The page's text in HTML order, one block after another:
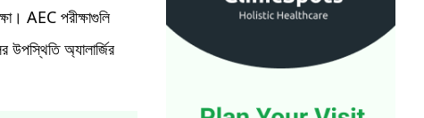
AEC পরীক্ষাগুলি
অ্যালার্জির